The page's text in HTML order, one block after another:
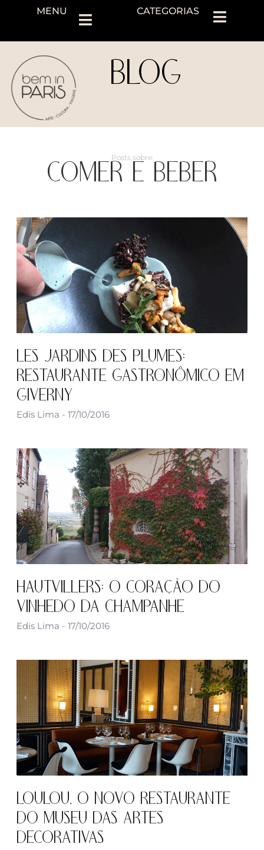
MENU CATEGORIAS
BLOG
Posts sobre:
COMER E BEBER
LES JARDINS DES PLUMES:
RESTAURANTE GASTRONÔMICO EM
GIVERNY
Edis Lima 17/10/2016
HAUTVILLERS: O CORAÇÃO DO
VINHEDO DA CHAMPANHE
Edis Lima 17/10/2016
LOULOU, O NOVO RESTAURANTE
DO MUSEU DAS ARTES
DECORATIVAS